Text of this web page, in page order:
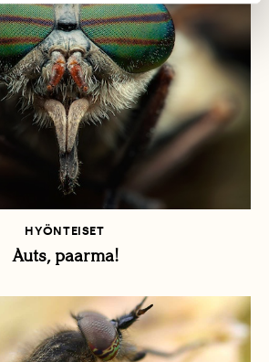
HYÖNTEISET
Auts, paarma!